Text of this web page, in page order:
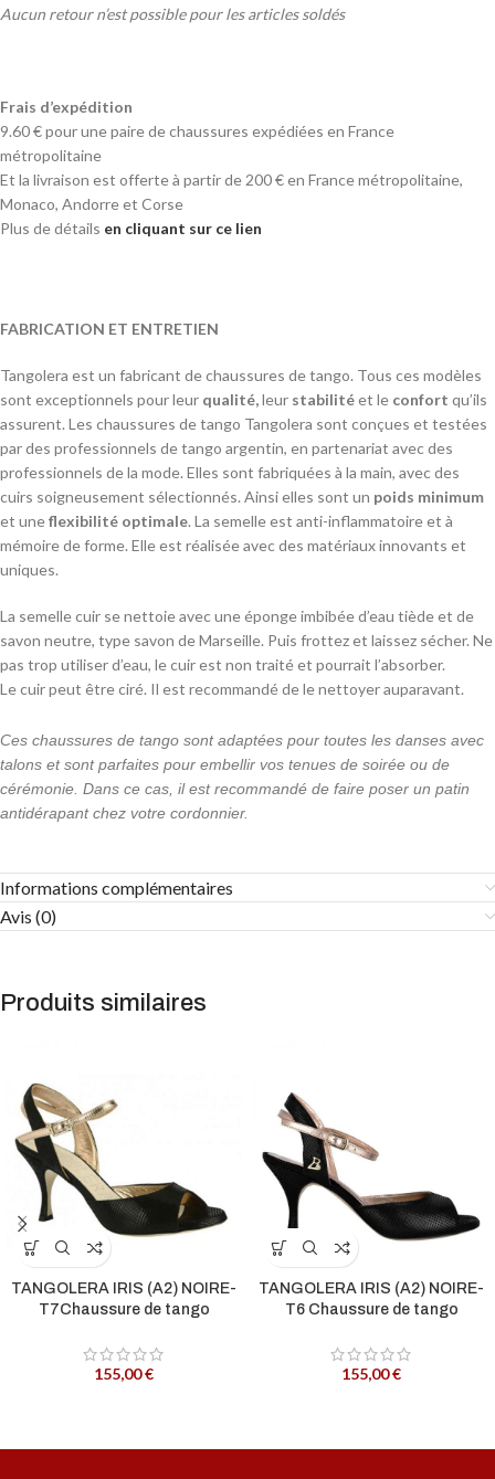
Aucun retour n’est possible pour les articles soldés
Frais d’expédition
9.60 € pour une paire de chaussures expédiées en France
métropolitaine
Et la livraison est offerte à partir de 200 € en France métropolitaine,
Monaco, Andorre et Corse
Plus de détails en cliquant sur ce lien
FABRICATION ET ENTRETIEN
Tangolera est un fabricant de chaussures de tango. Tous ces modèles
sont exceptionnels pour leur qualité,leur stabilitéet le confort qu’ils
assurent. Les chaussures de tango Tangolera sont conçues et testées
par des professionnels de tango argentin, en partenariat avec des
professionnels de la mode. Elles sont fabriquées à la main, avec des
cuirs soigneusement sélectionnés. Ainsi elles sont un poids minimum
et uneflexibilité optimale. La semelle est anti-inflammatoire et à
mémoire de forme. Elle est réalisée avec des matériaux innovants et
uniques.
La semelle cuir se nettoie avec une éponge imbibée d’eau tiède et de
savon neutre, type savon de Marseille. Puis frottez et laissez sécher. Ne
pas trop utiliser d’eau, le cuir est non traité et pourrait l’absorber.
Le cuir peut être ciré. Il est recommandé de le nettoyer auparavant.
Ces chaussures de tango sont adaptées pour toutes les danses avec
talons et sont parfaites pour embellir vos tenues de soirée ou de
cérémonie. Dans ce cas, il est recommandé de faire poser un patin
antidérapant chez votre cordonnier.
Informations complémentaires
Avis (0)
Produits similaires
TANGOLERA IRIS (A2) NOIRE-
T7Chaussure de tango
155,00€
TANGOLERA IRIS (A2) NOIRE-
T6 Chaussure de tango
155,00€